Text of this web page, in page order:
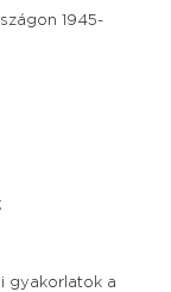
1945-
gyakorlatok a